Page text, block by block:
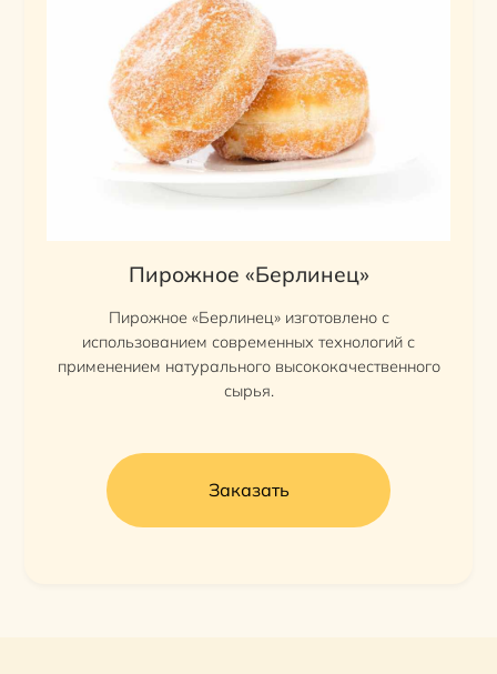
Пирожное «Берлинец»
Пирожное «Берлинец» изготовлено с
использованием современных технологий с
применением натурального высококачественного
сырья.
Заказать